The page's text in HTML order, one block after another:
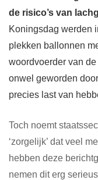
de risico’s van
Koningsdag werden
plekken ballonnen
woordvoerder van
onwel geworden
precies last van
Toch noemt
‘zorgelijk’ dat veel
hebben deze
nemen dit erg